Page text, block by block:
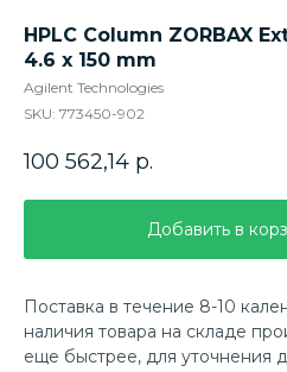
HPLC Column ZORBAX
4.6 x 150 mm
Agilent Technologies
SKU: 773450-902
100 562,14 р.
Добавить в
Поставка в течение 8-10
наличия товара на складе
еще быстрее, для уточнения